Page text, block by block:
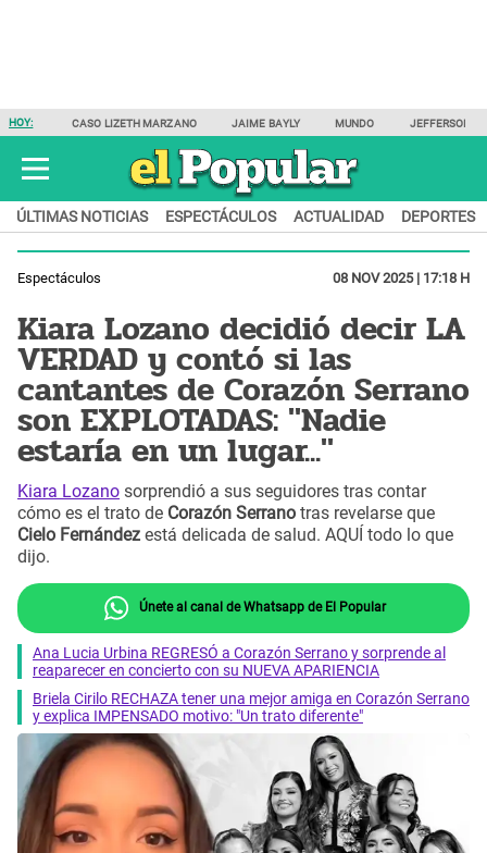
HOY: CASO LIZETH MARZANO JAIME BAYLY MUNDO JEFFERSON
ÚLTIMAS NOTICIAS ESPECTÁCULOS ACTUALIDAD DEPORTES
Espectáculos 08 NOV 2025 | 17:18 H
Kiara Lozano decidió decir LA
VERDAD y contó si las
cantantes de Corazón Serrano
son EXPLOTADAS: "Nadie
estaría en un lugar..."
Kiara Lozano sorprendió a sus seguidores tras contar
cómo es el trato de Corazón Serrano tras revelarse que
Cielo Fernández está delicada de salud. AQUÍ todo lo que
dijo.
Únete al canal de Whatsapp de El Popular
Ana Lucia Urbina REGRESÓ a Corazón Serrano y sorprende al
reaparecer en concierto con su NUEVA APARIENCIA
Briela Cirilo RECHAZA tener una mejor amiga en Corazón Serrano
y explica IMPENSADO motivo: "Un trato diferente"